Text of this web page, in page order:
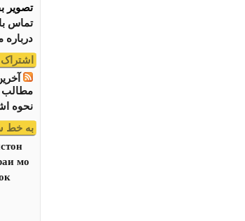
تصویر
تماس
درباره
مطالب
نحوه
به خط
мо